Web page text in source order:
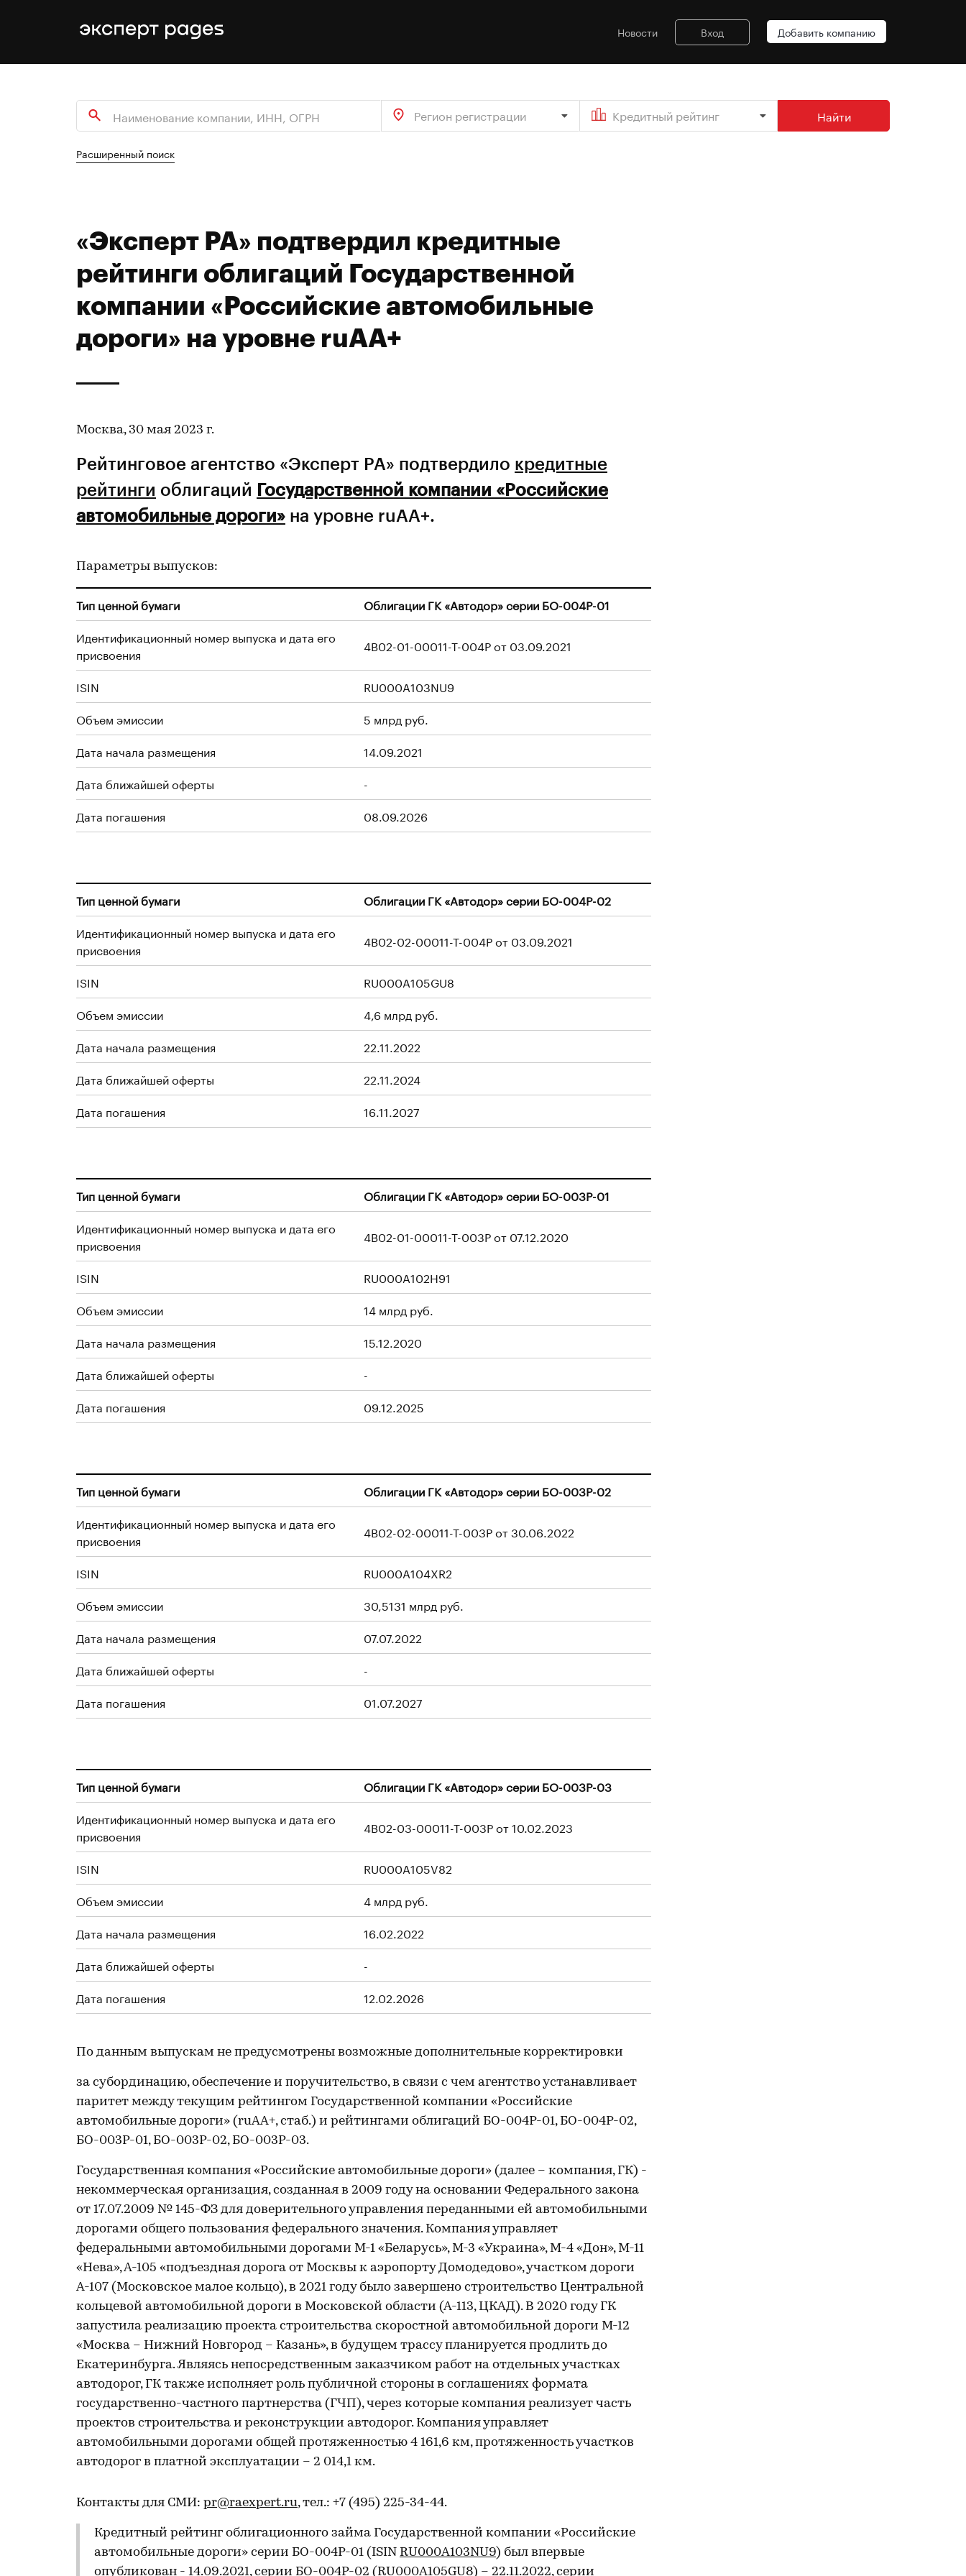
Новости Вход Добавить компанию
Регион регистрации Кредитный рейтинг Найти
Расширенный поиск
«Эксперт РА» подтвердил кредитные
рейтинги облигаций Государственной
компании «Российские автомобильные
дороги» на уровне ruAA+
Москва, 30 мая 2023 г.
Рейтинговое агентство «Эксперт РА» подтвердило кредитные
рейтинги облигаций Государственной компании «Российские
автомобильные дороги» на уровне ruAA+.
Параметры выпусков:
Тип ценной бумаги
Облигации ГК «Автодор» серии БO-004P-01
Идентификационный номер выпуска и дата его
присвоения
4B02-01-00011-T-004P от 03.09.2021
ISIN
RU000A103NU9
Объем эмиссии
5 млрд руб.
Дата начала размещения
14.09.2021
Дата ближайшей оферты
-
Дата погашения
08.09.2026
Тип ценной бумаги
Облигации ГК «Автодор» серии БО-004P-02
Идентификационный номер выпуска и дата его
присвоения
4B02-02-00011-T-004P от 03.09.2021
ISIN
RU000A105GU8
Объем эмиссии
4,6 млрд руб.
Дата начала размещения
22.11.2022
Дата ближайшей оферты
22.11.2024
Дата погашения
16.11.2027
Тип ценной бумаги
Облигации ГК «Автодор» серии БО-003P-01
Идентификационный номер выпуска и дата его
присвоения
4B02-01-00011-T-003P от 07.12.2020
ISIN
RU000A102H91
Объем эмиссии
14 млрд руб.
Дата начала размещения
15.12.2020
Дата ближайшей оферты
-
Дата погашения
09.12.2025
Тип ценной бумаги
Облигации ГК «Автодор» серии БО-003P-02
Идентификационный номер выпуска и дата его
присвоения
4B02-02-00011-T-003P от 30.06.2022
ISIN
RU000A104XR2
Объем эмиссии
30,5131 млрд руб.
Дата начала размещения
07.07.2022
Дата ближайшей оферты
-
Дата погашения
01.07.2027
Тип ценной бумаги
Облигации ГК «Автодор» серии БО-003P-03
Идентификационный номер выпуска и дата его
присвоения
4B02-03-00011-T-003P от 10.02.2023
ISIN
RU000A105V82
Объем эмиссии
4 млрд руб.
Дата начала размещения
16.02.2022
Дата ближайшей оферты
-
Дата погашения
12.02.2026
По данным выпускам не предусмотрены возможные дополнительные корректировки
за субординацию, обеспечение и поручительство, в связи с чем агентство устанавливает
паритет между текущим рейтингом Государственной компании «Российские
автомобильные дороги» (ruAA+, стаб.) и рейтингами облигаций БО-004P-01, БО-004P-02,
БО-003P-01, БО-003P-02, БО-003P-03.
Государственная компания «Российские автомобильные дороги» (далее – компания, ГК) -
некоммерческая организация, созданная в 2009 году на основании Федерального закона
от 17.07.2009 № 145-ФЗ для доверительного управления переданными ей автомобильными
дорогами общего пользования федерального значения. Компания управляет
федеральными автомобильными дорогами М-1 «Беларусь», М-3 «Украина», М-4 «Дон», М-11
«Нева», А-105 «подъездная дорога от Москвы к аэропорту Домодедово», участком дороги
А-107 (Московское малое кольцо), в 2021 году было завершено строительство Центральной
кольцевой автомобильной дороги в Московской области (А-113, ЦКАД). В 2020 году ГК
запустила реализацию проекта строительства скоростной автомобильной дороги М-12
«Москва – Нижний Новгород – Казань», в будущем трассу планируется продлить до
Екатеринбурга. Являясь непосредственным заказчиком работ на отдельных участках
автодорог, ГК также исполняет роль публичной стороны в соглашениях формата
государственно-частного партнерства (ГЧП), через которые компания реализует часть
проектов строительства и реконструкции автодорог. Компания управляет
автомобильными дорогами общей протяженностью 4 161,6 км, протяженность участков
автодорог в платной эксплуатации – 2 014,1 км.
Контакты для СМИ: pr@raexpert.ru, тел.: +7 (495) 225-34-44.
Кредитный рейтинг облигационного займа Государственной компании «Российские
автомобильные дороги» серии БO-004P-01 (ISIN RU000A103NU9) был впервые
опубликован - 14.09.2021, серии БО-004P-02 (RU000A105GU8) – 22.11.2022, серии